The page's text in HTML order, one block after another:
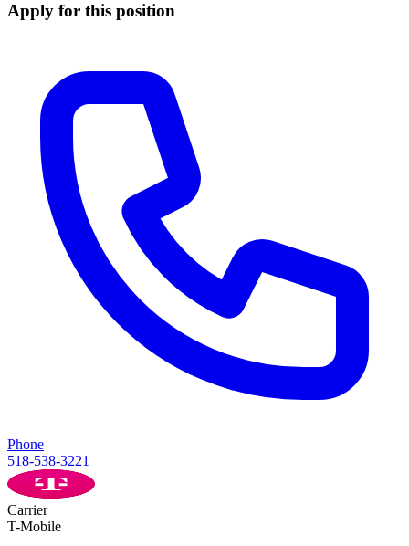
Apply for this position
Phone
518-538-3221
Carrier
T-Mobile